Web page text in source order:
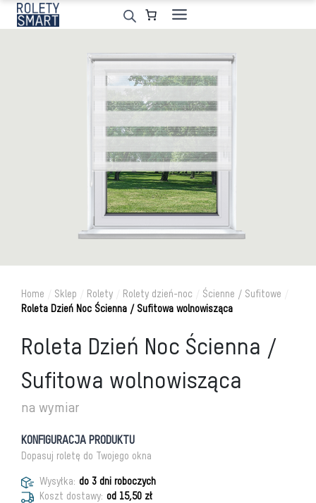
Przejdź
Home Sklep Rolety Rolety dzień-noc Ścienne / Sufitowe
Roleta Dzień Noc Ścienna / Sufitowa wolnowisząca
Roleta Dzień Noc Ścienna /
Sufitowa wolnowisząca
na wymiar
KONFIGURACJA PRODUKTU
Dopasuj roletę do Twojego okna
Wysyłka: do 3 dni roboczych
Koszt dostawy: od 15,50 zł